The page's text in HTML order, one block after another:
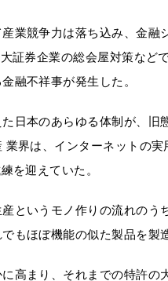
業競争力は落ち込み、金
証券企業の総会屋対策など
融不祥事が発生した。
日本のあらゆる体制が、旧
界は、インターネットの
を迎えていた。
というモノ作りの流れのう
もほぼ機能の似た製品を製
高まり、それまでの特許